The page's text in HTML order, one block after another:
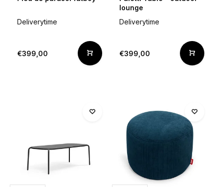
Deliverytime
€399,00
lounge
Deliverytime
€399,00